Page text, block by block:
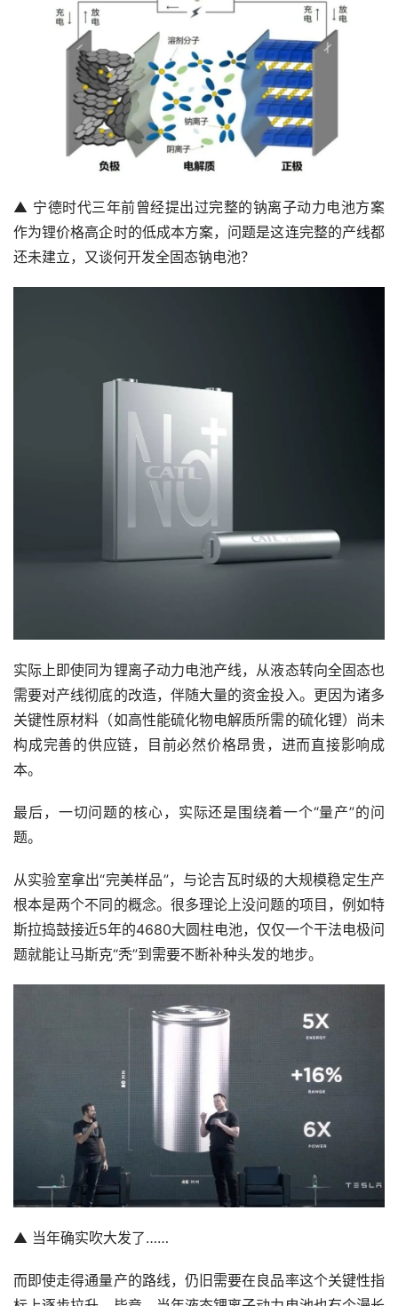
▲ 宁德时代三年前曾经提出过完整的钠离子动力电池方案
作为锂价格高企时的低成本方案，问题是这连完整的产线都
还未建立，又谈何开发全固态钠电池？
实际上即使同为锂离子动力电池产线，从液态转向全固态也
需要对产线彻底的改造，伴随大量的资金投入。更因为诸多
关键性原材料（如高性能硫化物电解质所需的硫化锂）尚未
构成完善的供应链，目前必然价格昂贵，进而直接影响成
本。
最后，一切问题的核心，实际还是围绕着一个“量产”的问
题。
从实验室拿出“完美样品”，与论吉瓦时级的大规模稳定生产
根本是两个不同的概念。很多理论上没问题的项目，例如特
斯拉捣鼓接近5年的4680大圆柱电池，仅仅一个干法电极问
题就能让马斯克“秃”到需要不断补种头发的地步。
▲ 当年确实吹大发了……
而即使走得通量产的路线，仍旧需要在良品率这个关键性指